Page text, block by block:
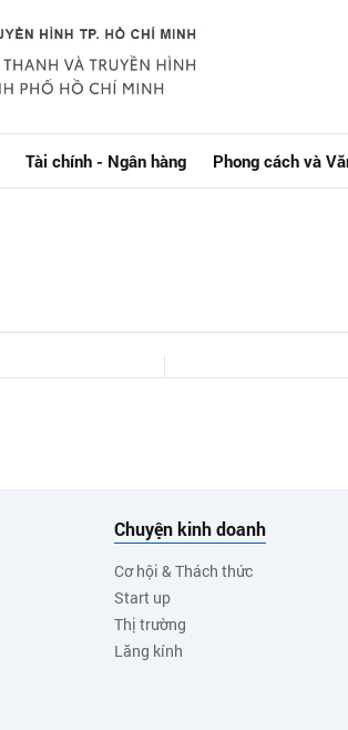
Tài chính - Ngân hàng Phong cách và
Chuyện kinh doanh
Cơ hội & Thách thức
Start up
Thị trường
Lăng kính